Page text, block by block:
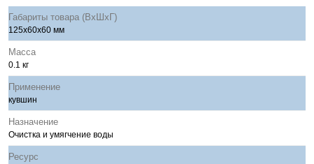
Габариты товара (ВхШхГ)
125х60х60 мм
Масса
0.1 кг
Применение
кувшин
Назначение
Очистка и умягчение воды
Ресурс